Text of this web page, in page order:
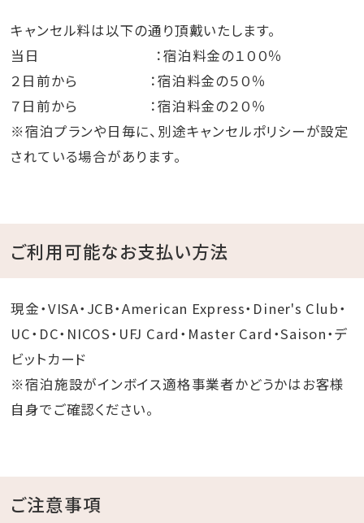
キャンセル料は以下の通り頂戴いたします。
当日 ：宿泊料金の１００％
２日前から ：宿泊料金の５０％
７日前から ：宿泊料金の２０％
※宿泊プランや日毎に、別途キャンセルポリシーが設定
されている場合があります。
ご利用可能なお支払い方法
現金・VISA・JCB・American Express・Diner's Club・
UC・DC・NICOS・UFJ Card・Master Card・Saison・デ
ビットカード
※宿泊施設がインボイス適格事業者かどうかはお客様
自身でご確認ください。
ご注意事項